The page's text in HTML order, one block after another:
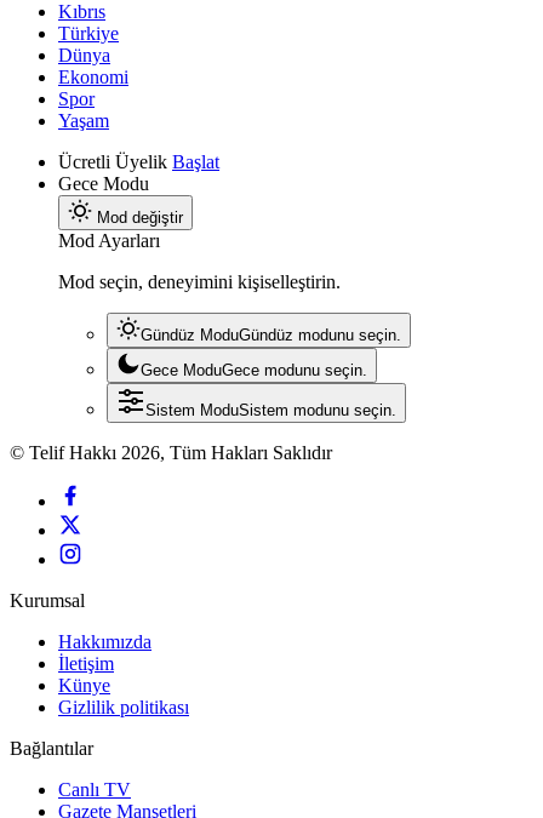
Kıbrıs
Türkiye
Dünya
Ekonomi
Spor
Yaşam
Ücretli Üyelik Başlat
Gece Modu
Mod değiştir
Mod Ayarları
Mod seçin, deneyimini kişiselleştirin.
Gündüz ModuGündüz modunu seçin.
Gece ModuGece modunu seçin.
Sistem ModuSistem modunu seçin.
© Telif Hakkı 2026, Tüm Hakları Saklıdır
Kurumsal
Hakkımızda
İletişim
Künye
Gizlilik politikası
Bağlantılar
Canlı TV
Gazete Manşetleri